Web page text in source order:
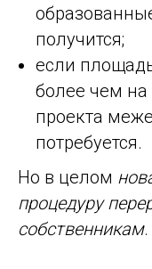
получится;
если
более чем на
проекта
потребуется.
Но в целом
процедуру
собственникам.